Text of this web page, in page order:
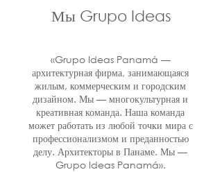
Мы Grupo Ideas
«Grupo Ideas Panamá —
архитектурная фирма, занимающаяся
жилым, коммерческим и городским
дизайном. Мы — многокультурная и
креативная команда. Наша команда
может работать из любой точки мира с
профессионализмом и преданностью
делу. Архитекторы в Панаме. Мы —
Grupo Ideas Panamá».